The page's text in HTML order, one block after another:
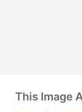
This Image